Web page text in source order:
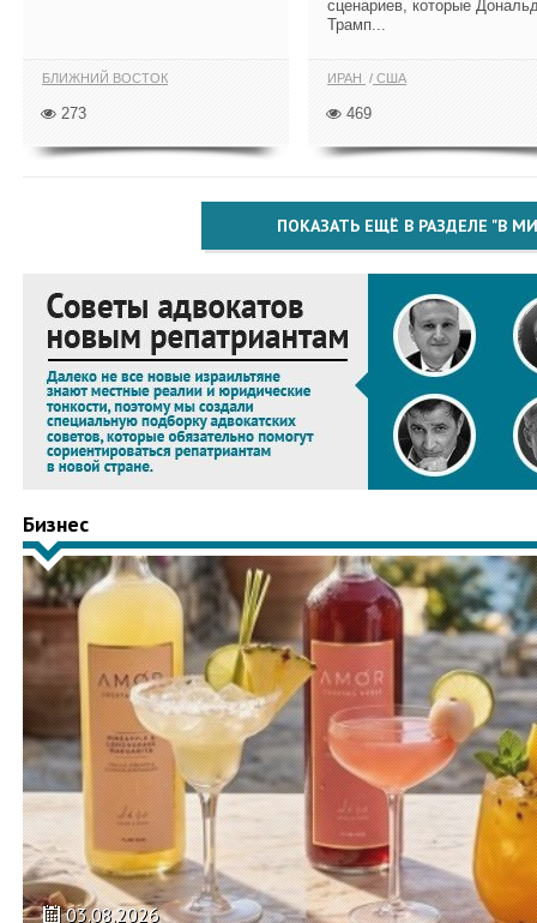
БЛИЖНИЙ ВОСТОК
273
сценариев, которые
Трамп...
ИРАН США
469
ПОКАЗАТЬ ЕЩЁ В РАЗДЕЛЕ "В
Бизнес
03.08.2026